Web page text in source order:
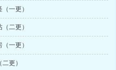
一更）
二更）
一更）
更）